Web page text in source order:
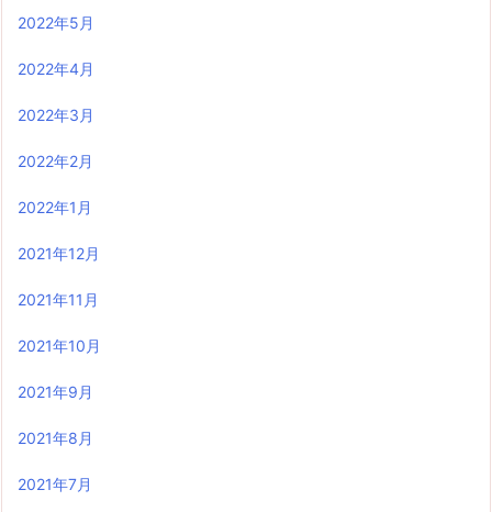
2022年5月
2022年4月
2022年3月
2022年2月
2022年1月
2021年12月
2021年11月
2021年10月
2021年9月
2021年8月
2021年7月